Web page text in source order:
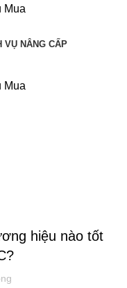
VỤ NÂNG CẤP
hiệu nào tốt